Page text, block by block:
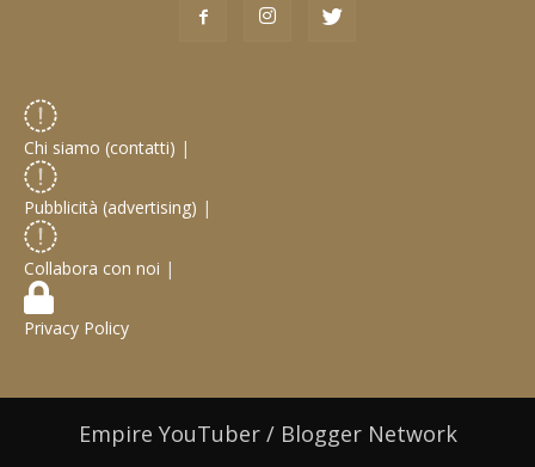
Chi siamo (contatti) |
Pubblicità (advertising) |
Collabora con noi |
Privacy Policy
Empire YouTuber / Blogger Network